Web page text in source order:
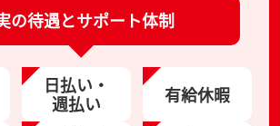
の待遇とサポート体制
日払い・
週払い 有給休暇